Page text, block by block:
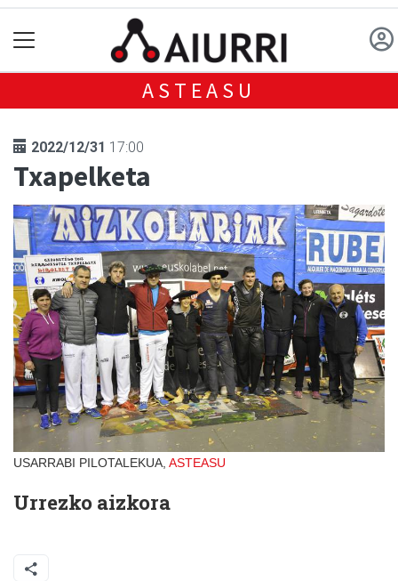
ASTEASU
2022/12/31 17:00
Txapelketa
USARRABI PILOTALEKUA, ASTEASU
Urrezko aizkora